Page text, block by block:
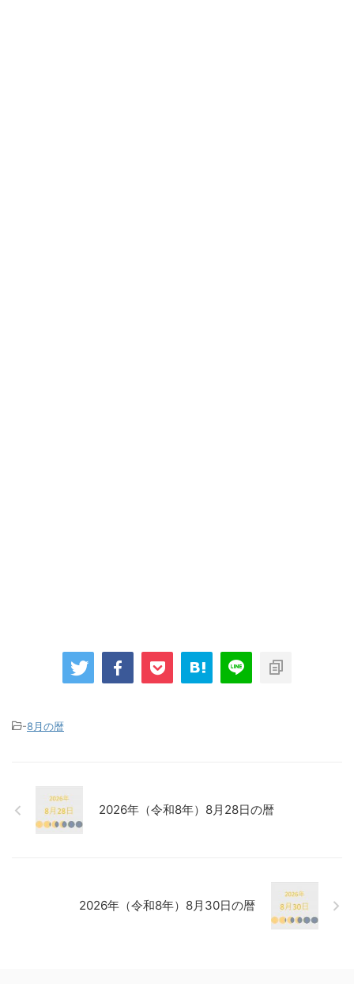
-8月の暦
2026年（令和8年）8月28日の暦
2026年（令和8年）8月30日の暦